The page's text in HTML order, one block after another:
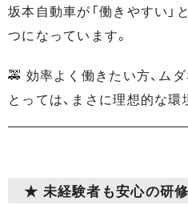
坂本自動車が「働きやすい
つになっています。
🚕 効率よく働きたい方、ム
とっては、まさに理想的な環
★ 未経験者も安心の研